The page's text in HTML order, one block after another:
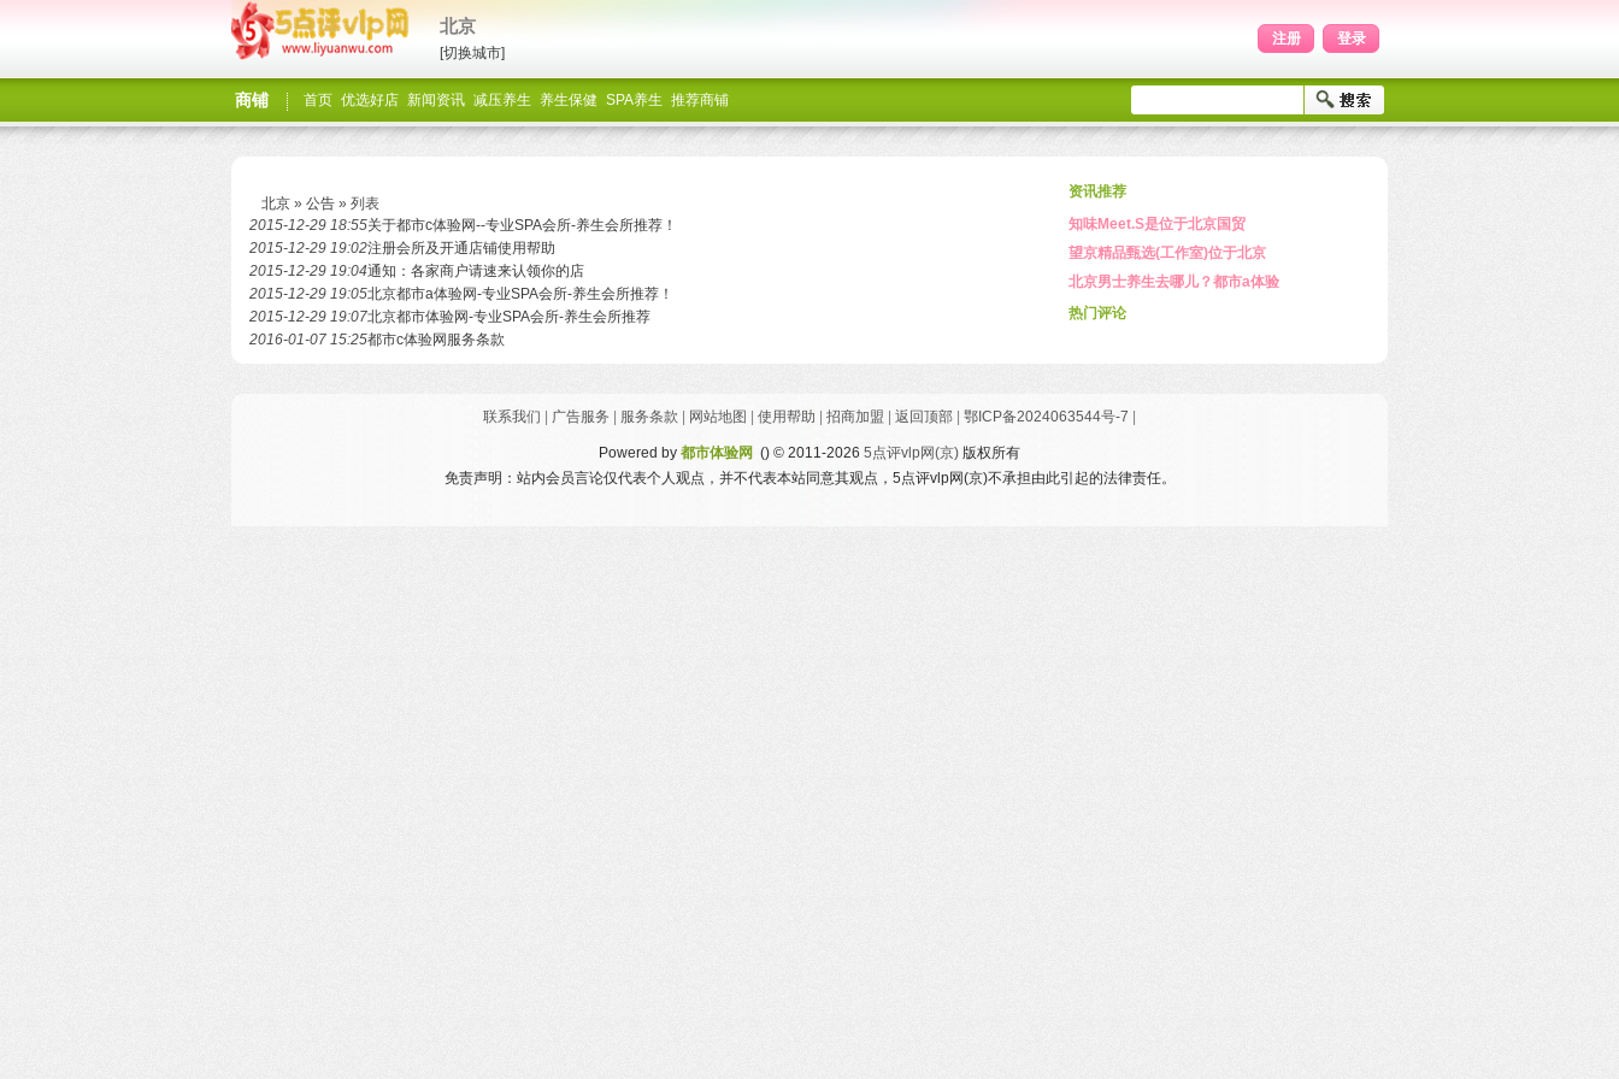
北京
[切换城市]
注册 登录
商铺 首页 优选好店 新闻资讯 减压养生 养生保健 SPA养生 推荐商铺
北京 » 公告 » 列表
2015-12-29 18:55关于都市c体验网--专业SPA会所-养生会所推荐！
2015-12-29 19:02注册会所及开通店铺使用帮助
2015-12-29 19:04通知：各家商户请速来认领你的店
2015-12-29 19:05北京都市a体验网-专业SPA会所-养生会所推荐！
2015-12-29 19:07北京都市体验网-专业SPA会所-养生会所推荐
2016-01-07 15:25都市c体验网服务条款
资讯推荐
知味Meet.S是位于北京国贸
望京精品甄选(工作室)位于北京
北京男士养生去哪儿？都市a体验
热门评论
联系我们 广告服务 服务条款 网站地图 使用帮助 招商加盟 返回顶部 鄂ICP备2024063544号-7
Powered by 都市体验网 () © 2011-2026 5点评vlp网(京) 版权所有
免责声明：站内会员言论仅代表个人观点，并不代表本站同意其观点，5点评vlp网(京)不承担由此引起的法律责任。